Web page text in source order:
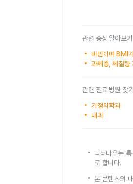
관련 증상 알아보기
비만이며 BMI
과체중, 체질
관련 진료 병원 찾
가정의학과
내과
닥터나우는
로 합니다.
본 콘텐츠의